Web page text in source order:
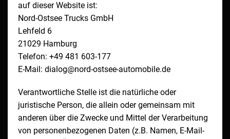
auf dieser Website ist:
Nord-Ostsee Trucks GmbH
Lehfeld 6
21029 Hamburg
Telefon: +49 481 603-177
E-Mail: dialog@nord-ostsee-automobile.de
Verantwortliche Stelle ist die natürliche oder
juristische Person, die allein oder gemeinsam mit
anderen über die Zwecke und Mittel der Verarbeitung
von personenbezogenen Daten (z.B. Namen, E-Mail-